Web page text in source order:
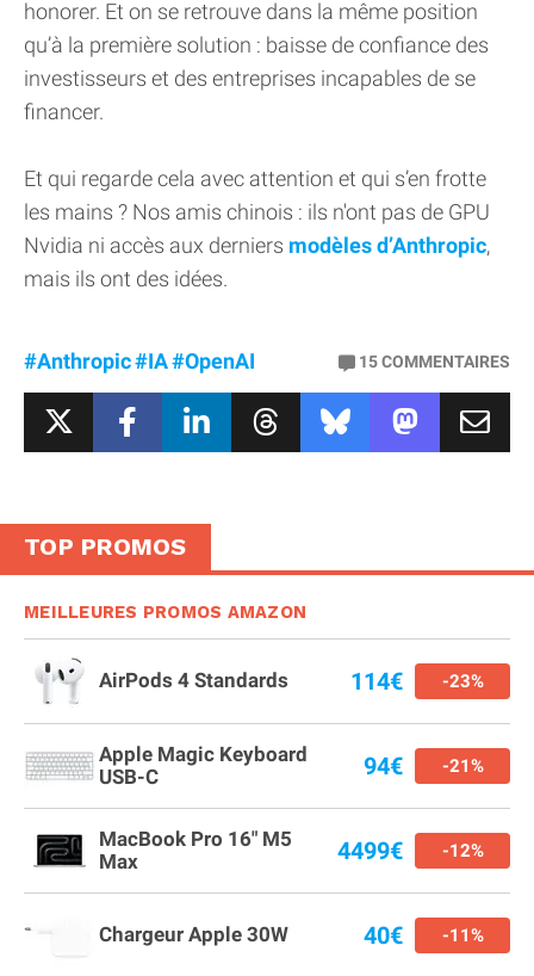
honorer. Et on se retrouve dans la même position
qu’à la première solution : baisse de confiance des
investisseurs et des entreprises incapables de se
financer.
Et qui regarde cela avec attention et qui s’en frotte
les mains ? Nos amis chinois : ils n'ont pas de GPU
Nvidia ni accès aux derniers modèles d’Anthropic,
mais ils ont des idées.
#Anthropic#IA#OpenAI 15COMMENTAIRES
TOP PROMOS
MEILLEURES PROMOS AMAZON
AirPods 4 Standards 114€ -23%
Apple Magic Keyboard
USB-C
94€ -21%
MacBook Pro 16" M5
Max
4499€ -12%
Chargeur Apple 30W 40€ -11%